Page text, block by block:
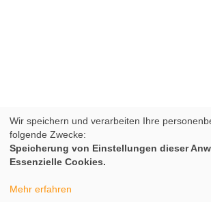
Wir speichern und verarbeiten Ihre
folgende Zwecke:
Speicherung von Einstellungen dieser
Essenzielle Cookies.
Mehr erfahren